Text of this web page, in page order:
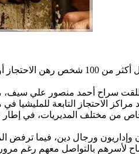
أفرجت مليشيا الحوثي الإرهابية عن أحد المختطفين في محافظة إب
من مختلف المديريات، في
ومحامون وإداريون ورجال دين،